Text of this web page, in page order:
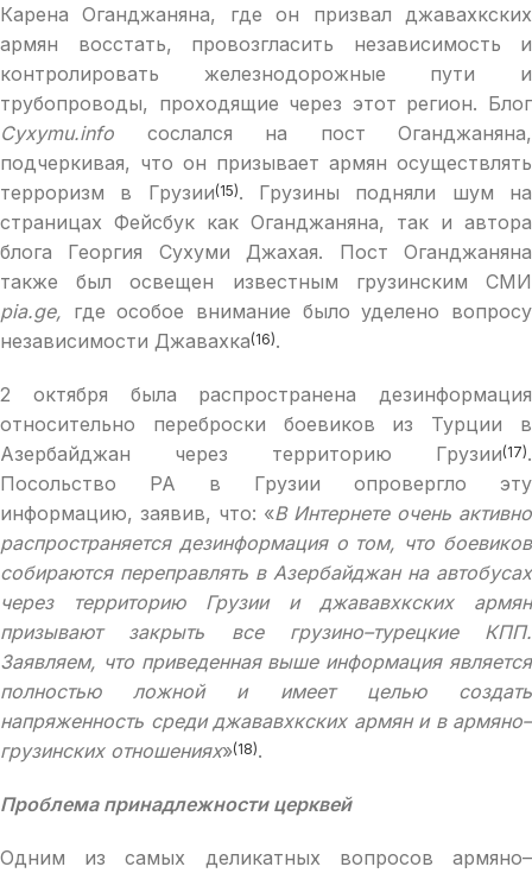
Карена Оганджаняна, где он призвал джавахкских
армян восстать, провозгласить независимость и
контролировать железнодорожные пути и
трубопроводы, проходящие через этот регион. Блог
Сyxymu.info сослался на пост Оганджаняна,
подчеркивая, что он призывает армян осуществлять
терроризм в Грузии(15). Грузины подняли шум на
страницах Фейсбук как Оганджаняна, так и автора
блога Георгия Сухуми Джахая. Пост Оганджаняна
также был освещен известным грузинским СМИ
pia.ge, где особое внимание было уделено вопросу
независимости Джавахка(16).
2 октября была распространена дезинформация
относительно переброски боевиков из Турции в
Азербайджан через территорию Грузии(17).
Посольство РА в Грузии опровергло эту
информацию, заявив, что: «В Интернете очень активно
распространяется дезинформация о том, что боевиков
собираются переправлять в Азербайджан на автобусах
через территорию Грузии и джававхкских армян
призывают закрыть все грузино–турецкие КПП.
Заявляем, что приведенная выше информация является
полностью ложной и имеет целью создать
напряженность среди джававхкских армян и в армяно–
грузинских отношениях»(18).
Проблема принадлежности церквей
Одним из самых деликатных вопросов армяно–